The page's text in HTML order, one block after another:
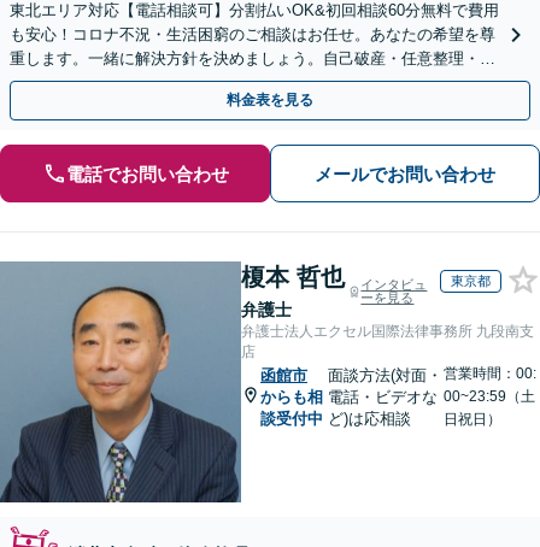
東北エリア対応【電話相談可】分割払いOK&初回相談60分無料で費用
も安心！コロナ不況・生活困窮のご相談はお任せ。あなたの希望を尊
重します。一緒に解決方針を決めましょう。自己破産・任意整理・個
人再生・時効の援用など実績多数【完全個室】
料金表を見る
電話でお問い合わせ メールでお問い合わせ
榎本 哲也
弁護士
インタビュ
ーを見る
東京都
弁護士法人エクセル国際法律事務所 九段南支
店
函館市
からも相
談受付中
面談方法(対面・
電話・ビデオな
ど)は応相談
営業時間：00:
00~23:59（土
日祝日）